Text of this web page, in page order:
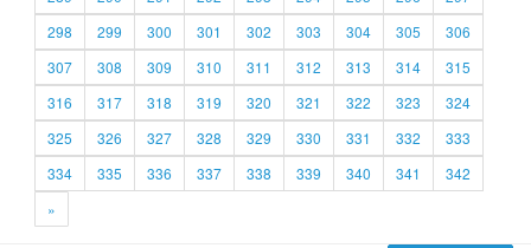
298
299 300 301 302 303 304 305
306
307
308 309 310 311 312 313 314
315
316
317 318 319 320 321 322 323
324
325
326 327 328 329 330 331 332
333
334
335 336 337 338 339 340 341
342
»